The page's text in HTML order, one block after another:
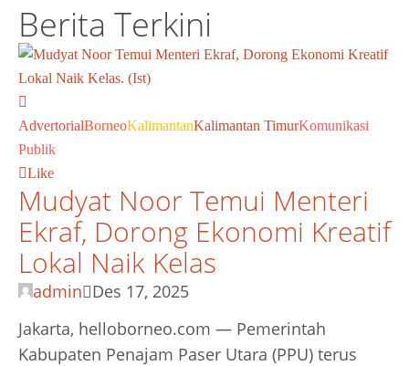
Berita Terkini
AdvertorialBorneoKalimantanKalimantan TimurKomunikasi
Publik
Like
Mudyat Noor Temui Menteri
Ekraf, Dorong Ekonomi Kreatif
Lokal Naik Kelas
admin Des 17, 2025
Jakarta, helloborneo.com — Pemerintah
Kabupaten Penajam Paser Utara (PPU) terus